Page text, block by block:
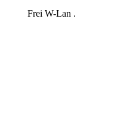
Frei W-Lan .